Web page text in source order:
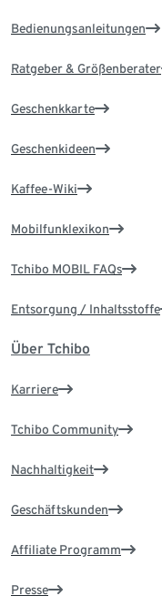
Bedienungsanleitungen
Ratgeber & Größenberater
Geschenkkarte
Geschenkideen
Kaffee-Wiki
Mobilfunklexikon
Tchibo MOBIL FAQs
Entsorgung / Inhaltsstoffe
Über Tchibo
Karriere
Tchibo Community
Nachhaltigkeit
Geschäftskunden
Affiliate Programm
Presse